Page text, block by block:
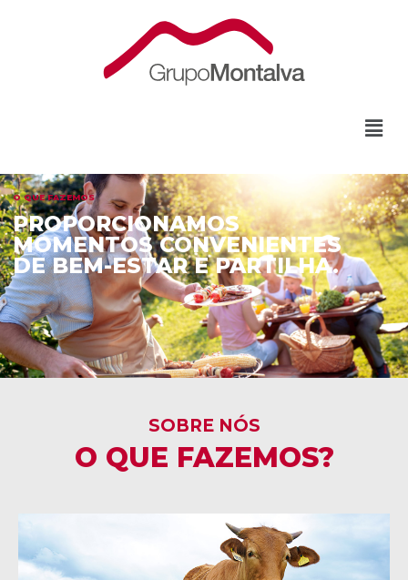
PROPORCIONAMOS
MOMENTOS CONVENIENTES
DE BEM-ESTAR E PARTILHA.
O QUE FAZEMOS
SOBRE NÓS
O QUE FAZEMOS?